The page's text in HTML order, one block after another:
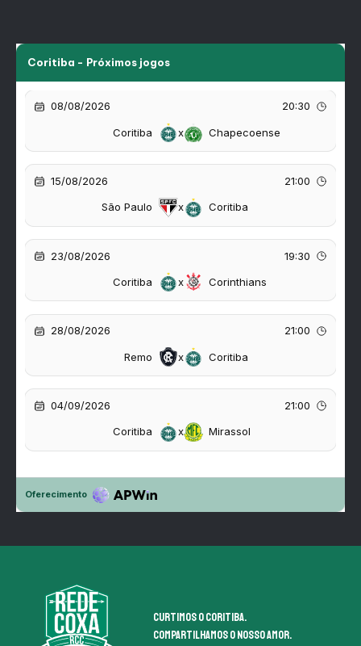
Curtimos o coritiba.
Compartilhamos o nosso amor.